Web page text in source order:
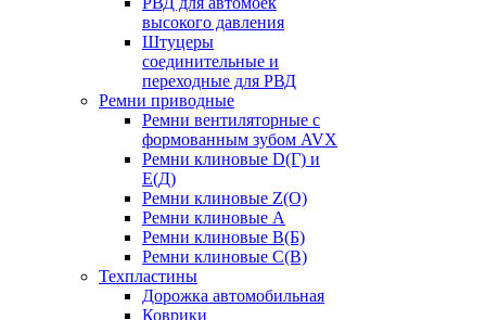
высокого давления
Штуцеры
соединительные и
переходные для РВД
Ремни приводные
Ремни вентиляторные с
формованным зубом AVX
Ремни клиновые D(Г) и
Е(Д)
Ремни клиновые Z(О)
Ремни клиновые А
Ремни клиновые В(Б)
Ремни клиновые С(В)
Техпластины
Дорожка автомобильная
Коврики